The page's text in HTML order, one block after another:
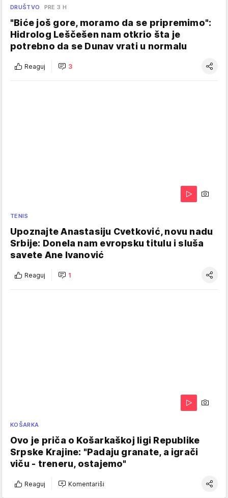
DRUŠTVO PRE 3 H
"Biće još gore, moramo da se pripremimo":
Hidrolog Leščešen nam otkrio šta je
potrebno da se Dunav vrati u normalu
Reaguj 3
TENIS
Upoznajte Anastasiju Cvetković, novu nadu
Srbije: Donela nam evropsku titulu i sluša
savete Ane Ivanović
Reaguj 1
KOŠARKA
Ovo je priča o Košarkaškoj ligi Republike
Srpske Krajine: "Padaju granate, a igrači
viču - treneru, ostajemo"
Reaguj Komentariši